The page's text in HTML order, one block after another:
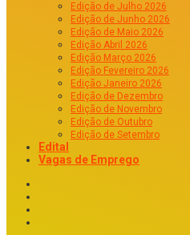
Edição de Julho 2026
Edição de Junho 2026
Edição de Maio 2026
Edição Abril 2026
Edição Março 2026
Edição Fevereiro 2026
Edição Janeiro 2026
Edição de Dezembro
Edição de Novembro
Edição de Outubro
Edição de Setembro
Edital
Vagas de Emprego